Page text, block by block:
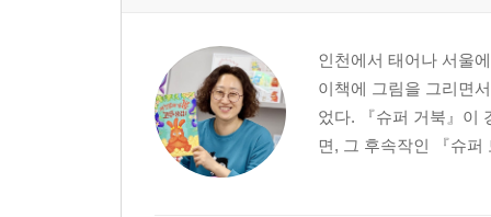
인천에서 태어나 서울
이책에 그림을 그리면
었다. 『슈퍼 거북』이
면, 그 후속작인 『슈